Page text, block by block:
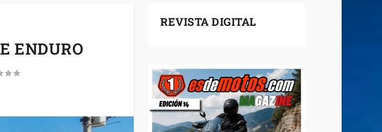
ENDURO
REVISTA DIGITAL